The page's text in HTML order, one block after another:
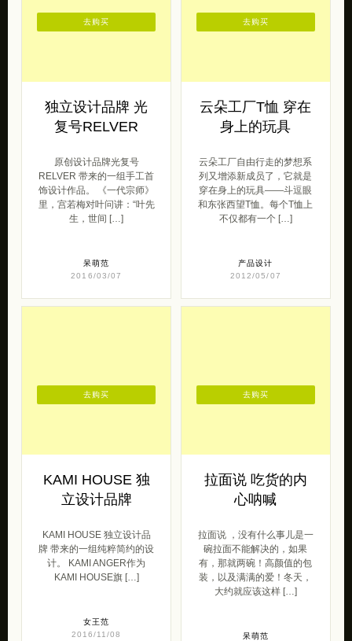
独立设计品牌 光
复号RELVER
原创设计品牌光复号
RELVER 带来的一组手工首
饰设计作品。 《一代宗师》
里，宫若梅对叶问讲：“叶先
生，世间 […]
呆萌范
2016/03/07
去购买
云朵工厂T恤 穿在
身上的玩具
云朵工厂自由行走的梦想系
列又增添新成员了，它就是
穿在身上的玩具——斗逗眼
和东张西望T恤。每个T恤上
不仅都有一个 […]
产品设计
2012/05/07
去购买
KAMI HOUSE 独
立设计品牌
KAMI HOUSE 独立设计品
牌 带来的一组纯粹简约的设
计。 KAMI ANGER作为
KAMI HOUSE旗 […]
女王范
2016/11/08
去购买
拉面说 吃货的内
心呐喊
拉面说 ，没有什么事儿是一
碗拉面不能解决的，如果
有，那就两碗！高颜值的包
装，以及满满的爱！冬天，
大约就应该这样 […]
呆萌范
去购买